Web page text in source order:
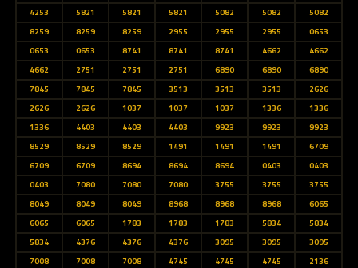
4253
5821 5821 5821 5082 5082
5082
8259
8259 8259 2955 2955 2955
0653
0653
0653 8741 8741 8741 4662
4662
4662
2751 2751 2751 6890 6890
6890
7845
7845 7845 3513 3513 3513
2626
2626
2626 1037 1037 1037 1336
1336
1336
4403 4403 4403 9923 9923
9923
8529
8529 8529 1491 1491 1491
6709
6709
6709 8694 8694 8694 0403
0403
0403
7080 7080 7080 3755 3755
3755
8049
8049 8049 8968 8968 8968
6065
6065
6065 1783 1783 1783 5834
5834
5834
4376 4376 4376 3095 3095
3095
7008
7008 7008 4745 4745 4745
2136